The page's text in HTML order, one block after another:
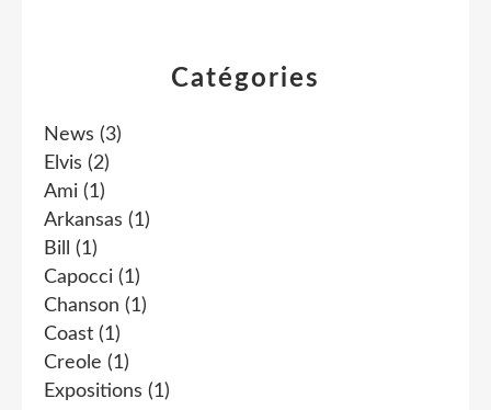
Catégories
News (3)
Elvis (2)
Ami (1)
Arkansas (1)
Bill
(1)
Capocci (1)
Chanson (1)
Coast (1)
Creole (1)
Expositions (1)